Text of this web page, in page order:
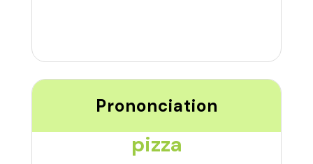
Prononciation
pizza